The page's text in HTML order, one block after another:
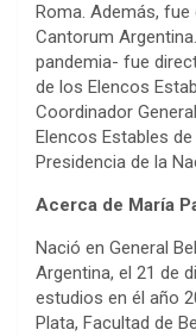
Roma. Además,
Cantorum
pandemia- fue
de los Elencos
Coordinador
Elencos Estables
Presidencia de la
Acerca de María
Nació en General
Argentina, el 21 de
estudios en él año
Plata, Facultad de